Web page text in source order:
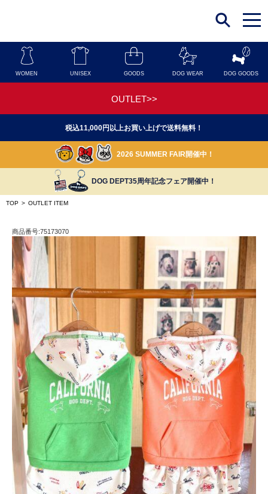
t
o
g
n
a
o
WOMEN UNISEX GOODS DOG WEAR DOG GOODS
OUTLET>>
税込11,000円以上お買い上げで送料無料！
2026 SUMMER FAIR開催中！
DOG DEPT35周年記念フェア開催中！
TOP > OUTLET ITEM
商品番号:75173070